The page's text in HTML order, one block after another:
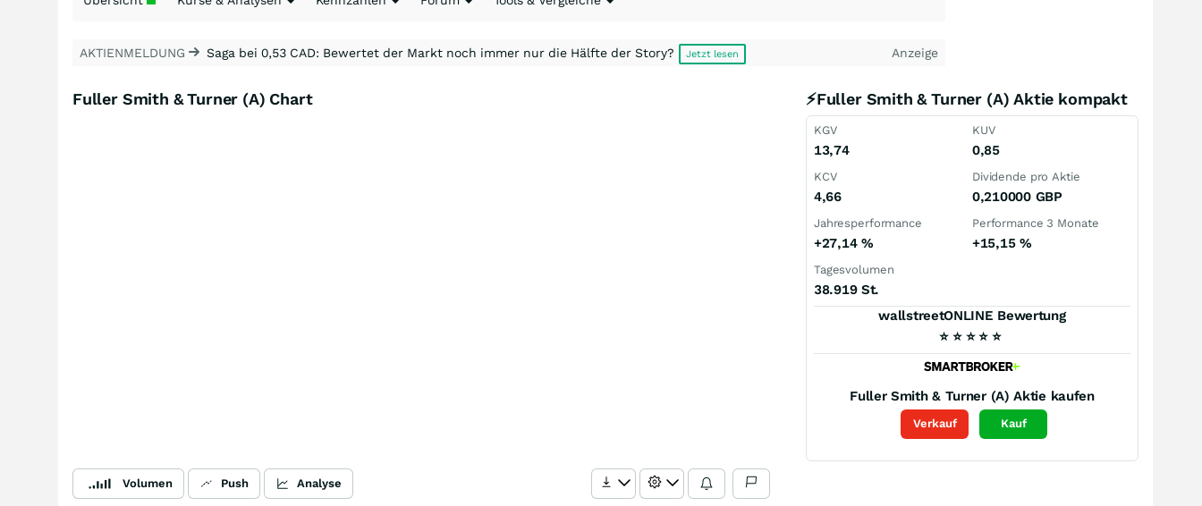
AKTIENMELDUNG Saga bei 0,53 CAD: Bewertet der Markt noch immer nur die Hälfte der Story? Jetzt lesen Anzeige
Fuller Smith & Turner (A) Chart
Volumen Push Analyse
⚡Fuller Smith & Turner (A) Aktie kompakt
KGV
13,74
KUV
0,85
KCV
4,66
Dividende pro Aktie
0,210000 GBP
Jahresperformance
+27,14 %
Performance 3 Monate
+15,15 %
Tagesvolumen
38.919 St.
wallstreetONLINE Bewertung
⭐ ⭐ ⭐ ⭐ ⭐
Fuller Smith & Turner (A) Aktie kaufen
Verkauf Kauf